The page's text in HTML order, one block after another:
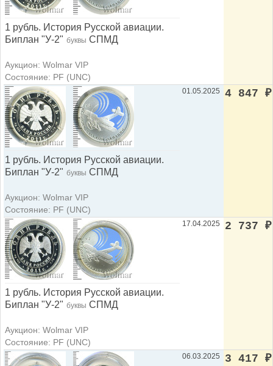
1 рубль. История Русской авиации.
Биплан "У-2" буквы СПМД
Аукцион: Wolmar VIP
Состояние: PF (UNC)
1 рубль. История Русской авиации.
Биплан "У-2" буквы СПМД
Аукцион: Wolmar VIP
Состояние: PF (UNC)
01.05.2025 4 847 ₽
1 рубль. История Русской авиации.
Биплан "У-2" буквы СПМД
Аукцион: Wolmar VIP
Состояние: PF (UNC)
17.04.2025 2 737 ₽
06.03.2025 3 417 ₽